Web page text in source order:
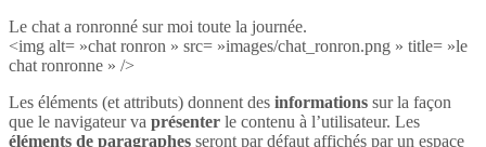
Le chat a ronronné sur moi toute la journée.
<img alt= »chat ronron » src= »images/chat_ronron.png » title= »le
chat ronronne » />
Les éléments (et attributs) donnent des informations sur la façon
que le navigateur va présenter le contenu à l’utilisateur. Les
éléments de paragraphes seront par défaut affichés par un espace